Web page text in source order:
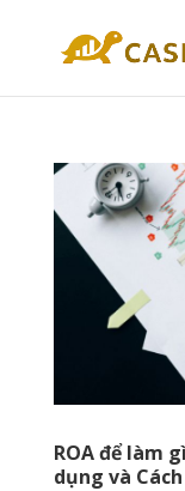
ROA để làm
dụng và